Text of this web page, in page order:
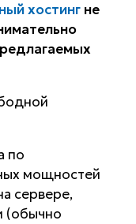
хостинг не
по
мощностей
сервере,
(обычно